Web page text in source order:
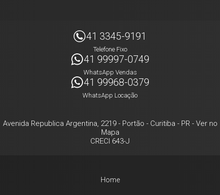
41 3345-9191
Telefone Fixo
41 99997-0749
WhatsApp Vendas
41 99968-0379
WhatsApp Locação
Avenida Republica Argentina, 2219- Portão - Curitiba - PR- Ver no
Mapa
CRECI 643-J
Home